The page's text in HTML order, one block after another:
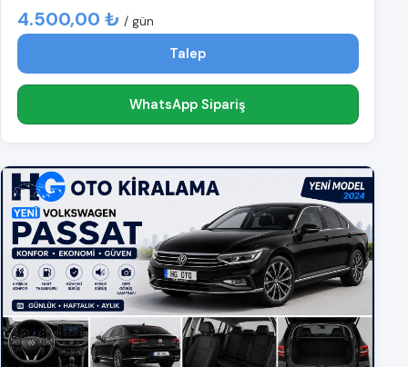
4.500,00 ₺ / gün
Talep
WhatsApp Sipariş